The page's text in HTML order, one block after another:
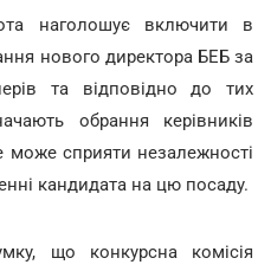
наголошує включити в
нового директора БЕБ за
та відповідно до тих
обрання керівників
може сприяти незалежності
кандидата на цю посаду.
що конкурсна комісія